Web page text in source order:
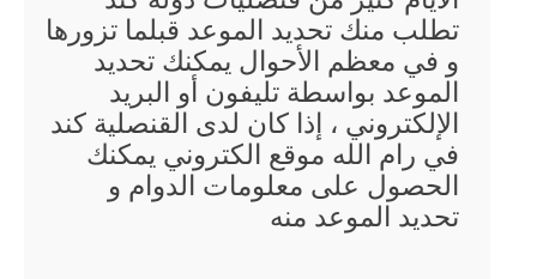
تطلب منك تحديد الموعد قبلما تزورها
و في معظم الأحوال يمكنك تحديد
الموعد بواسطة تليفون أو البريد
الإلكتروني ، إذا كان لدى القنصلية كند
في رام الله موقع الكتروني يمكنك
الحصول على معلومات الدوام و
تحديد الموعد منه